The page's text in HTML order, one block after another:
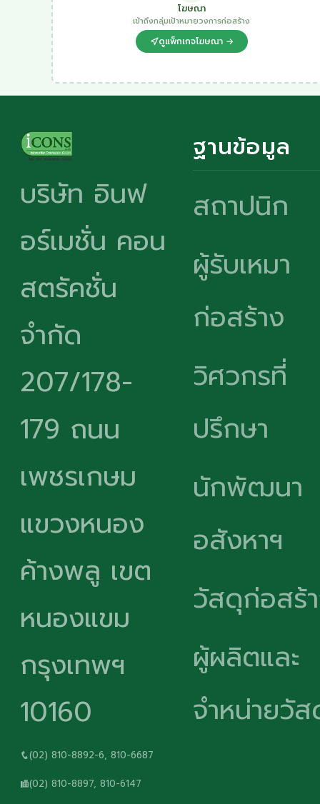
โฆษณา
เข้าถึงกลุ่มเป้าหมายวงการก่อสร้าง
ดูแพ็กเกจโฆษณา →
บริษัท อินฟ
อร์เมชั่น คอน
สตรัคชั่น
จำกัด
207/178-
179 ถนน
เพชรเกษม
แขวงหนอง
ค้างพลู เขต
หนองแขม
กรุงเทพฯ
10160
(02) 810-8892-6, 810-6687
(02) 810-8897, 810-6147
ฐานข้อมูล
สถาปนิก
ผู้รับเหมา
ก่อสร้าง
วิศวกรที่
ปรึกษา
นักพัฒนา
อสังหาฯ
วัสดุก่อสร้
ผู้ผลิตและ
จำหน่ายวั